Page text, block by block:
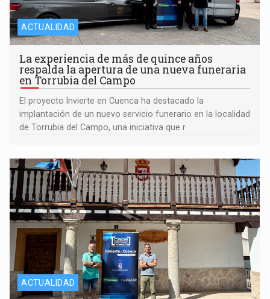
ACTUALIDAD
La experiencia de más de quince años
respalda la apertura de una nueva funeraria
en Torrubia del Campo
El proyecto Invierte en Cuenca ha destacado la
implantación de un nuevo servicio funerario en la localidad
de Torrubia del Campo, una iniciativa que r
ACTUALIDAD